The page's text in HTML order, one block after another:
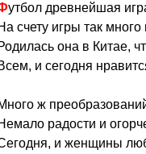
Футбол древнейшая
счету игры так
она в Китае,
и сегодня
ж
радости и
и женщины